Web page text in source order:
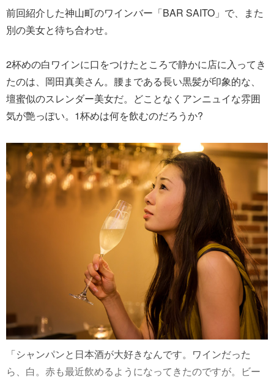
前回紹介した神山町のワインバー「BAR SAITO」で、また
別の美女と待ち合わせ。
2杯めの白ワインに口をつけたところで静かに店に入ってき
たのは、岡田真美さん。腰まである長い黒髪が印象的な、
壇蜜似のスレンダー美女だ。どことなくアンニュイな雰囲
気が艶っぽい。1杯めは何を飲むのだろうか?
「シャンパンと日本酒が大好きなんです。ワインだった
ら、白。赤も最近飲めるようになってきたのですが。ビー